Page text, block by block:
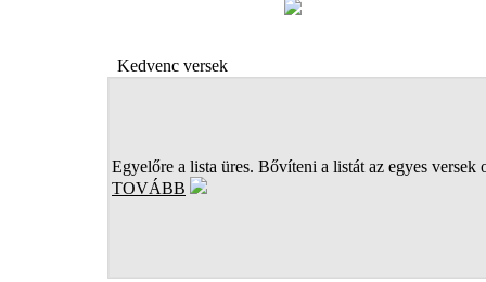
Kedvenc versek
Egyelőre a lista üres. Bővíteni a listát az egyes versek
TOVÁBB